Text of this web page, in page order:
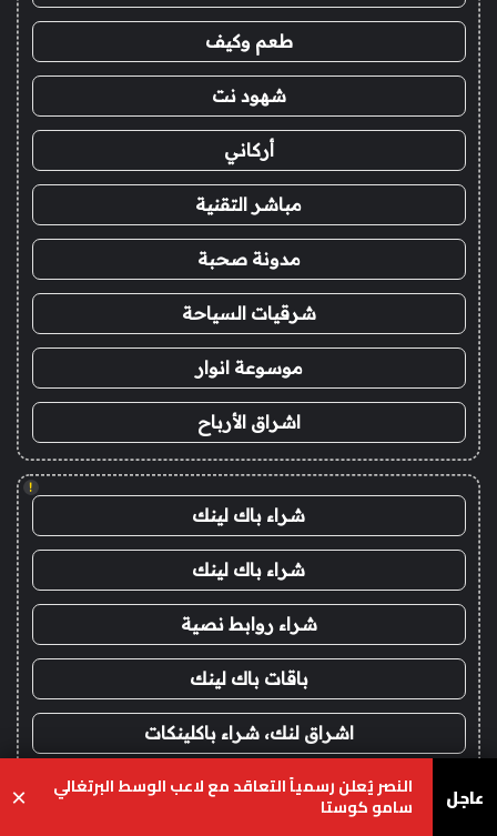
طعم وكيف
شهود نت
أركاني
مباشر التقنية
مدونة صحبة
شرقيات السياحة
موسوعة انوار
اشراق الأرباح
!
شراء باك لينك
شراء باك لينك
شراء روابط نصية
باقات باك لينك
اشراق لنك، شراء باكلينكات
اعلانات الباك لينك عاجل النصر يُعلن رسمياً التعاقد مع لاعب الوسط البرتغالي
سامو كوستا ×